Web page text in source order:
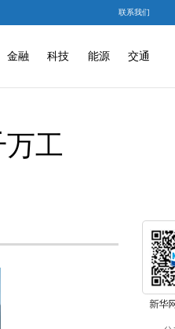
联系我们
金融 科技 能源 交通
工